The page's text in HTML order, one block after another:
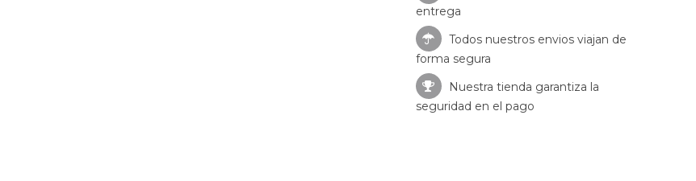
entrega
Todos nuestros envios viajan de
forma segura
Nuestra tienda garantiza la
seguridad en el pago